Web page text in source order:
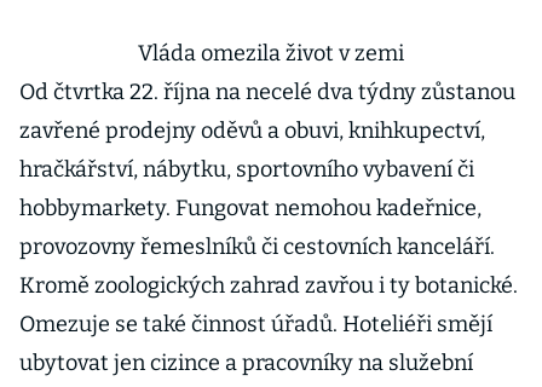
Vláda omezila život v zemi
Od čtvrtka 22. října na necelé dva týdny zůstanou
zavřené prodejny oděvů a obuvi, knihkupectví,
hračkářství, nábytku, sportovního vybavení či
hobbymarkety. Fungovat nemohou kadeřnice,
provozovny řemeslníků či cestovních kanceláří.
Kromě zoologických zahrad zavřou i ty botanické.
Omezuje se také činnost úřadů. Hoteliéři smějí
ubytovat jen cizince a pracovníky na služební